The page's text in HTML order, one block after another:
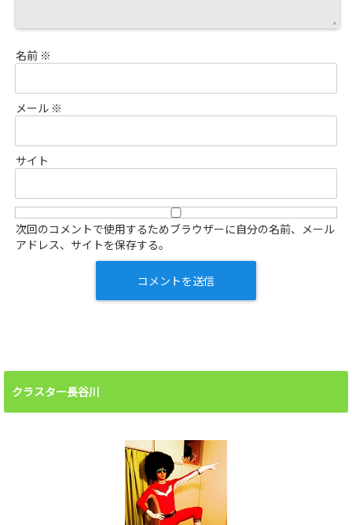
名前 ※
メール ※
サイト
次回のコメントで使用するためブラウザーに自分の名前、メール
アドレス、サイトを保存する。
クラスター長谷川